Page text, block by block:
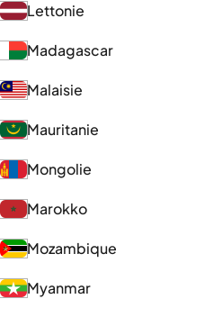
Lettonie
Madagascar
Malaisie
Mauritanie
Mongolie
Marokko
Mozambique
Myanmar